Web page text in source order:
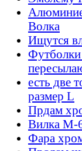
Волка
Ищутся
есть две
размер L
Прдам
Вилка М-
Фара